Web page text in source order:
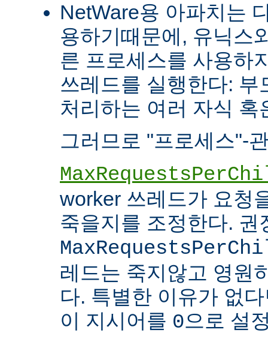
NetWare용 아파치는
용하기때문에, 유닉스
른 프로세스를 사용하
쓰레드를 실행한다: 부
처리하는 여러 자식 혹
그러므로 "프로세스"-
worker 쓰레드가 요청
죽을지를 조정한다. 권
레드는 죽지않고 영원
다. 특별한 이유가 없
이 지시어를 0으로 설